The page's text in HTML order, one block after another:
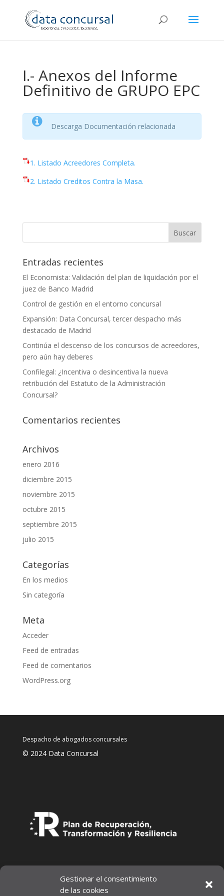
Gestionar el consentimiento
de las cookies
I.- Anexos del Informe
Definitivo de GRUPO EPC
Descarga Documentación relacionada
1. Listado Acreedores Completa.
2. Listado Creditos Contra la Masa.
Entradas recientes
El Economista: Validación del plan de liquidación por el
juez de Banco Madrid
Control de gestión en el entorno concursal
Expansión: Data Concursal, tercer despacho más
destacado de Madrid
Continúa el descenso de los concursos de acreedores,
pero aún hay deberes
Confilegal: ¿Incentiva o desincentiva la nueva
retribución del Estatuto de la Administración
Concursal?
Comentarios recientes
Archivos
enero 2016
diciembre 2015
noviembre 2015
octubre 2015
septiembre 2015
julio 2015
Categorías
En los medios
Sin categoría
Meta
Acceder
Feed de entradas
Feed de comentarios
WordPress.org
Despacho de abogados concursales
© 2024 Data Concursal